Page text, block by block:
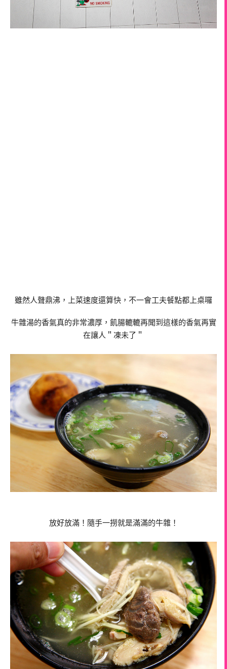
雖然人聲鼎沸，上菜速度還算快，不一會工夫餐點都上桌囉
牛雜湯的香氣真的非常濃厚，飢腸轆轆再聞到這樣的香氣再實
在讓人＂凍未了＂
放好放滿！隨手一撈就是滿滿的牛雜！